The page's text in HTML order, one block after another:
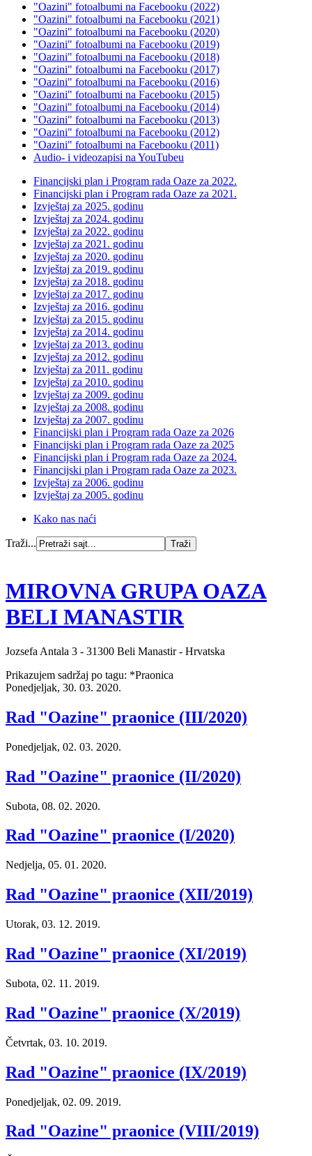
"Oazini" fotoalbumi na Facebooku (2022)
"Oazini" fotoalbumi na Facebooku (2021)
"Oazini" fotoalbumi na Facebooku (2020)
"Oazini" fotoalbumi na Facebooku (2019)
"Oazini" fotoalbumi na Facebooku (2018)
"Oazini" fotoalbumi na Facebooku (2017)
"Oazini" fotoalbumi na Facebooku (2016)
"Oazini" fotoalbumi na Facebooku (2015)
"Oazini" fotoalbumi na Facebooku (2014)
"Oazini" fotoalbumi na Facebooku (2013)
"Oazini" fotoalbumi na Facebooku (2012)
"Oazini" fotoalbumi na Facebooku (2011)
Audio- i videozapisi na YouTubeu
Financijski plan i Program rada Oaze za 2022.
Financijski plan i Program rada Oaze za 2021.
Izvještaj za 2025. godinu
Izvještaj za 2024. godinu
Izvještaj za 2022. godinu
Izvještaj za 2021. godinu
Izvještaj za 2020. godinu
Izvještaj za 2019. godinu
Izvještaj za 2018. godinu
Izvještaj za 2017. godinu
Izvještaj za 2016. godinu
Izvještaj za 2015. godinu
Izvještaj za 2014. godinu
Izvještaj za 2013. godinu
Izvještaj za 2012. godinu
Izvještaj za 2011. godinu
Izvještaj za 2010. godinu
Izvještaj za 2009. godinu
Izvještaj za 2008. godinu
Izvještaj za 2007. godinu
Financijski plan i Program rada Oaze za 2026
Financijski plan i Program rada Oaze za 2025
Financijski plan i Program rada Oaze za 2024.
Financijski plan i Program rada Oaze za 2023.
Izvještaj za 2006. godinu
Izvještaj za 2005. godinu
Kako nas naći
Traži...
MIROVNA GRUPA OAZA
BELI MANASTIR
Jozsefa Antala 3 - 31300 Beli Manastir - Hrvatska
Prikazujem sadržaj po tagu: *Praonica
Ponedjeljak, 30. 03. 2020.
Rad "Oazine" praonice (III/2020)
Ponedjeljak, 02. 03. 2020.
Rad "Oazine" praonice (II/2020)
Subota, 08. 02. 2020.
Rad "Oazine" praonice (I/2020)
Nedjelja, 05. 01. 2020.
Rad "Oazine" praonice (XII/2019)
Utorak, 03. 12. 2019.
Rad "Oazine" praonice (XI/2019)
Subota, 02. 11. 2019.
Rad "Oazine" praonice (X/2019)
Četvrtak, 03. 10. 2019.
Rad "Oazine" praonice (IX/2019)
Ponedjeljak, 02. 09. 2019.
Rad "Oazine" praonice (VIII/2019)